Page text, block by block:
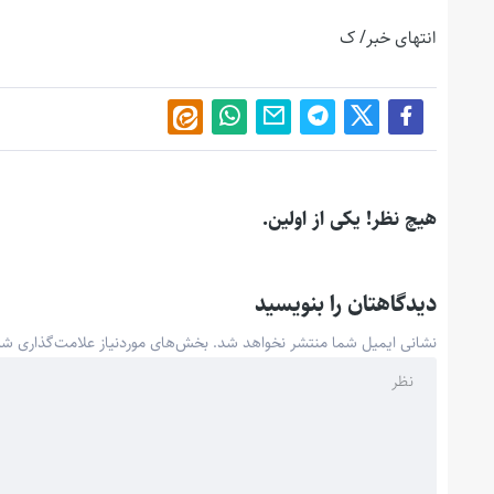
انتهای خبر/ ک
هیچ نظر! یکی از اولین.
دیدگاهتان را بنویسید
نشانی ایمیل شما منتشر نخواهد شد. بخش‌های موردنیاز علامت‌گذاری